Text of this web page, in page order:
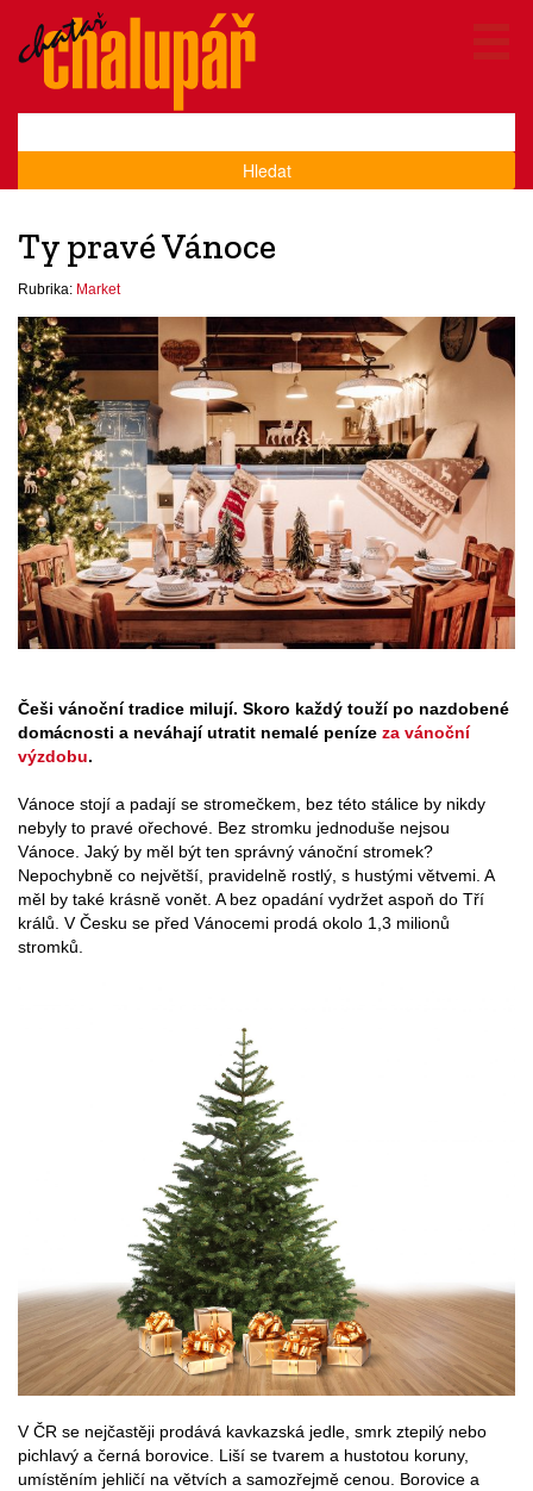
Hledat
Ty pravé Vánoce
Rubrika: Market
Češi vánoční tradice milují. Skoro každý touží po nazdobené
domácnosti a neváhají utratit nemalé peníze za vánoční
výzdobu.
Vánoce stojí a padají se stromečkem, bez této stálice by nikdy
nebyly to pravé ořechové. Bez stromku jednoduše nejsou
Vánoce. Jaký by měl být ten správný vánoční stromek?
Nepochybně co největší, pravidelně rostlý, s hustými větvemi. A
měl by také krásně vonět. A bez opadání vydržet aspoň do Tří
králů. V Česku se před Vánocemi prodá okolo 1,3 milionů
stromků.
V ČR se nejčastěji prodává kavkazská jedle, smrk ztepilý nebo
pichlavý a černá borovice. Liší se tvarem a hustotou koruny,
umístěním jehličí na větvích a samozřejmě cenou. Borovice a